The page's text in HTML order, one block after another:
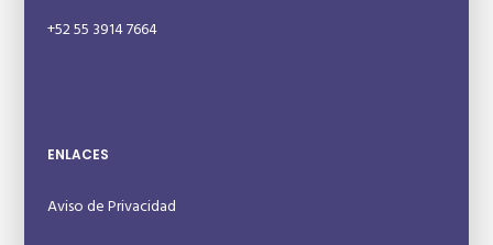
+52 55 3914 7664
ENLACES
Aviso de Privacidad